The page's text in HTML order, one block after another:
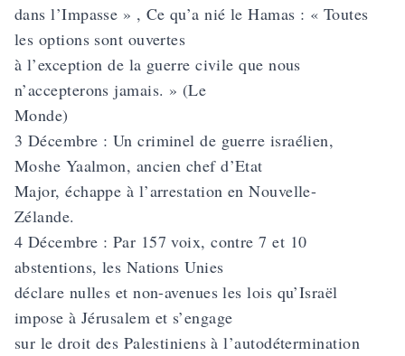
dans l’Impasse » , Ce qu’a nié le Hamas : « Toutes
les options sont ouvertes
à l’exception de la guerre civile que nous
n’accepterons jamais. » (Le
Monde)
3 Décembre : Un criminel de guerre israélien,
Moshe Yaalmon, ancien chef d’Etat
Major, échappe à l’arrestation en Nouvelle-
Zélande.
4 Décembre : Par 157 voix, contre 7 et 10
abstentions, les Nations Unies
déclare nulles et non-avenues les lois qu’Israël
impose à Jérusalem et s’engage
sur le droit des Palestiniens à l’autodétermination